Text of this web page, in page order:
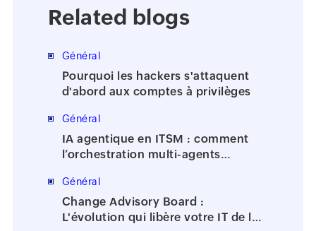
Related blogs
Général
Pourquoi les hackers s'attaquent
d'abord aux comptes à privilèges
Général
IA agentique en ITSM : comment
l’orchestration multi-agents
Général
Change Advisory Board :
L'évolution qui libère votre IT de la